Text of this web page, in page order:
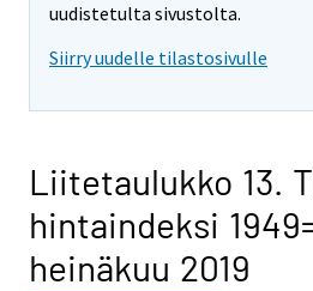
uudistetulta sivustolta.
Siirry uudelle tilastosivulle
Liitetaulukko 13.
hintaindeksi
heinäkuu 2019